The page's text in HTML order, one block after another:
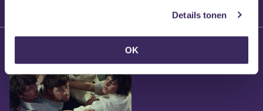
Details tonen
OK24 maart 2026
Willem’s Blog: Ão